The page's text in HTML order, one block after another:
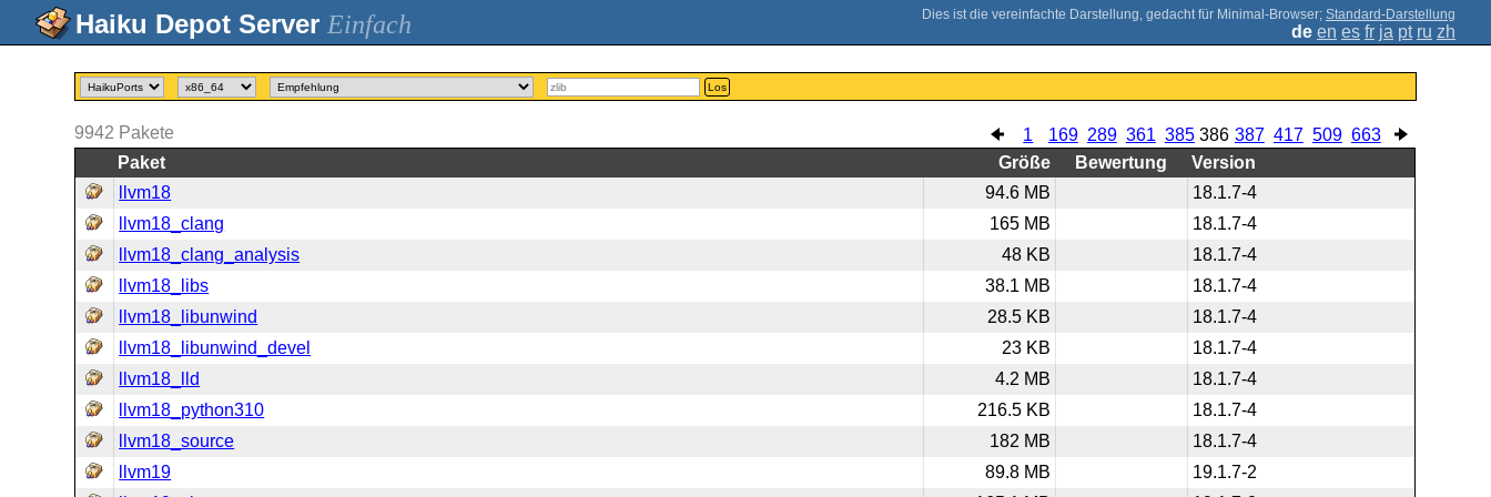
Einfach ; Standard-Darstellung
de en es fr ja pt ru zh
Los
1 169 289 361 385 386 387 417 509 663
9942 Pakete
Paket
Größe Bewertung
Version
llvm18
94.6 MB
18.1.7-4
llvm18_clang
165 MB
18.1.7-4
llvm18_clang_analysis
48 KB
18.1.7-4
llvm18_libs
38.1 MB
18.1.7-4
llvm18_libunwind
28.5 KB
18.1.7-4
llvm18_libunwind_devel
23 KB
18.1.7-4
llvm18_lld
4.2 MB
18.1.7-4
llvm18_python310
216.5 KB
18.1.7-4
llvm18_source
182 MB
18.1.7-4
llvm19
89.8 MB
19.1.7-2